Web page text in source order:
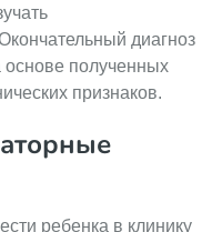
диагноз
основе полученных
признаков.
ребенка в клинику